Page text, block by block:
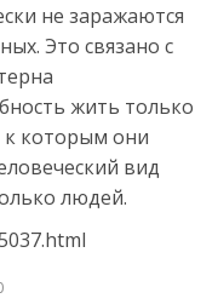
не заражаются
Это связано с
жить только
к которым они
вид
людей.